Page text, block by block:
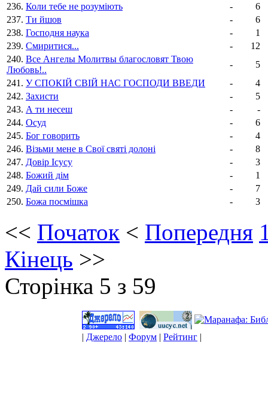
236. Коли тебе не розуміють -
6
237. Ти йшов -
6
238. Господня наука -
1
239. Смиритися... -
12
240. Все Ангелы Молитвы благословят Твою
Любовь!..
-
5
241. У СПОКІЙ СВІЙ НАС ГОСПОДИ ВВЕДИ -
4
242. Захисти -
5
243. А ти несеш -
-
244. Осуд -
6
245. Бог говорить -
4
246. Візьми мене в Свої святі долоні -
8
247. Довір Ісусу -
3
248. Божий дім -
1
249. Дай сили Боже -
7
250. Божа посмiшка - 3
<< Початок < Попередня
Кінець >>
Сторінка 5 з 59
| Джерело | Форум | Рейтинг |